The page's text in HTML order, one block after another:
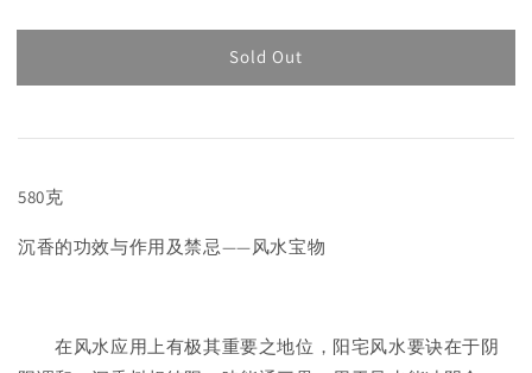
Sold Out
580克
沉香的功效与作用及禁忌——风水宝物
在风水应用上有极其重要之地位，阳宅风水要诀在于阴